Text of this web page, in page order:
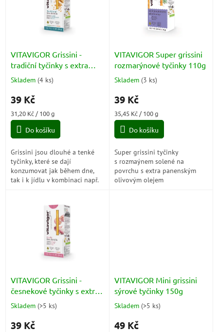
VITAVIGOR Grissini -
tradiční tyčinky s extra
panenským olivovým
olejem 125g
Průměrné
produktu
5,0
5
Skladem (4 ks)
39 Kč
Měrná
cena:
31,20 Kč / 100 g
Do košíku
Grissini jsou dlouhé a tenké
tyčinky, které se dají
konzumovat jak během dne,
tak i k jídlu v kombinaci např.
ideální jako...
VITAVIGOR Super grissini
rozmarýnové tyčinky 110g
Průměrné
produktu
5,0
5
Skladem (3 ks)
39 Kč
Měrná
cena:
35,45 Kč / 100 g
Do košíku
Super grissini tyčinky
s rozmaýnem solené na
povrchu s extra panenským
olivovým olejem
VITAVIGOR Grissini -
česnekové tyčinky s extra
panenským olivovým
olejem 125g
Průměrné
produktu
Skladem (>5 ks)
39 Kč
VITAVIGOR Mini grissini
sýrové tyčinky 150g
Průměrné
produktu
Skladem (>5 ks)
49 Kč